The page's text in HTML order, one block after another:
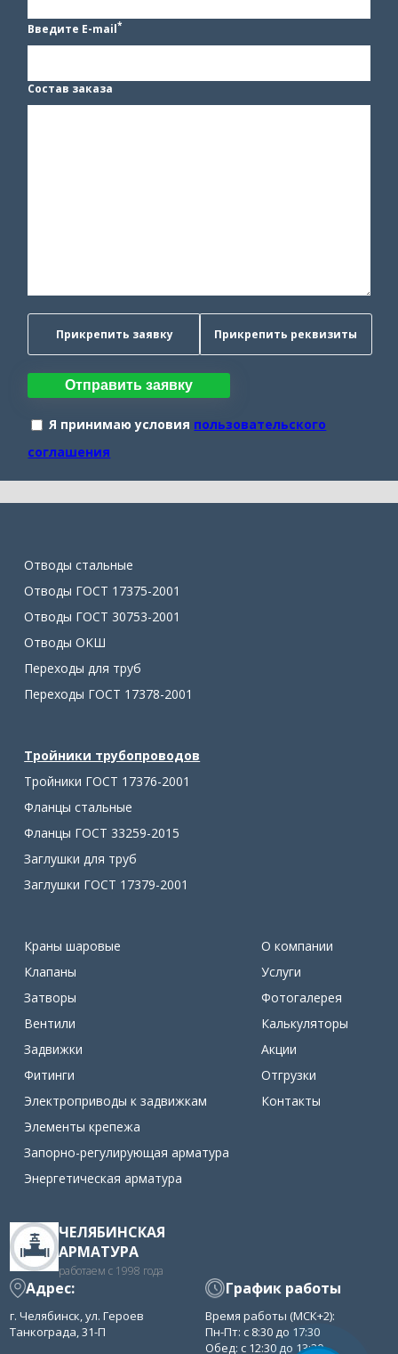
Введите E-mail*
Состав заказа
Прикрепить заявку Прикрепить реквизиты
Отправить заявку
Я принимаю условия пользовательского
соглашения
Отводы стальные
Отводы ГОСТ 17375-2001
Отводы ГОСТ 30753-2001
Отводы ОКШ
Переходы для труб
Переходы ГОСТ 17378-2001
Тройники трубопроводов
Тройники ГОСТ 17376-2001
Фланцы стальные
Фланцы ГОСТ 33259-2015
Заглушки для труб
Заглушки ГОСТ 17379-2001
Краны шаровые
Клапаны
Затворы
Вентили
Задвижки
Фитинги
Электроприводы к задвижкам
Элементы крепежа
Запорно-регулирующая арматура
Энергетическая арматура
О компании
Услуги
Фотогалерея
Калькуляторы
Акции
Отгрузки
Контакты
ЧЕЛЯБИНСКАЯ
АРМАТУРА
работаем с 1998 года
Адрес:
г. Челябинск, ул. Героев
Танкограда, 31-П
График работы
Время работы (МСК+2):
Пн-Пт: с 8:30 до 17:30
Обед: с 12:30 до 13:30